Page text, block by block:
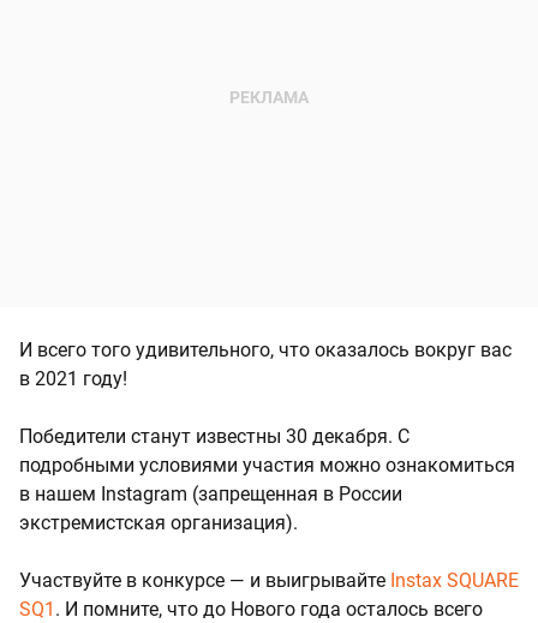
И всего того удивительного, что оказалось вокруг вас
в 2021 году!
Победители станут известны 30 декабря. С
подробными условиями участия можно ознакомиться
в нашем Instagram (запрещенная в России
экстремистская организация).
Участвуйте в конкурсе — и выигрывайте Instax SQUARE
SQ1 . И помните, что до Нового года осталось всего